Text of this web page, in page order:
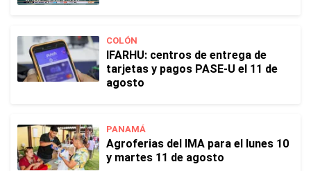
COLÓN
IFARHU: centros de entrega de
tarjetas y pagos PASE-U el 11 de
agosto
PANAMÁ
Agroferias del IMA para el lunes 10
y martes 11 de agosto